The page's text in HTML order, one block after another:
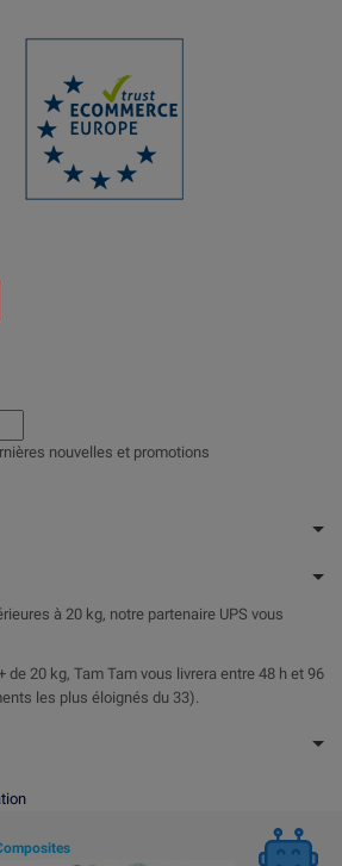
nouvelles et promotions
à 20 kg, notre partenaire UPS vous
de 20 kg, Tam Tam vous livrera entre 48 h et 96
les plus éloignés du 33).